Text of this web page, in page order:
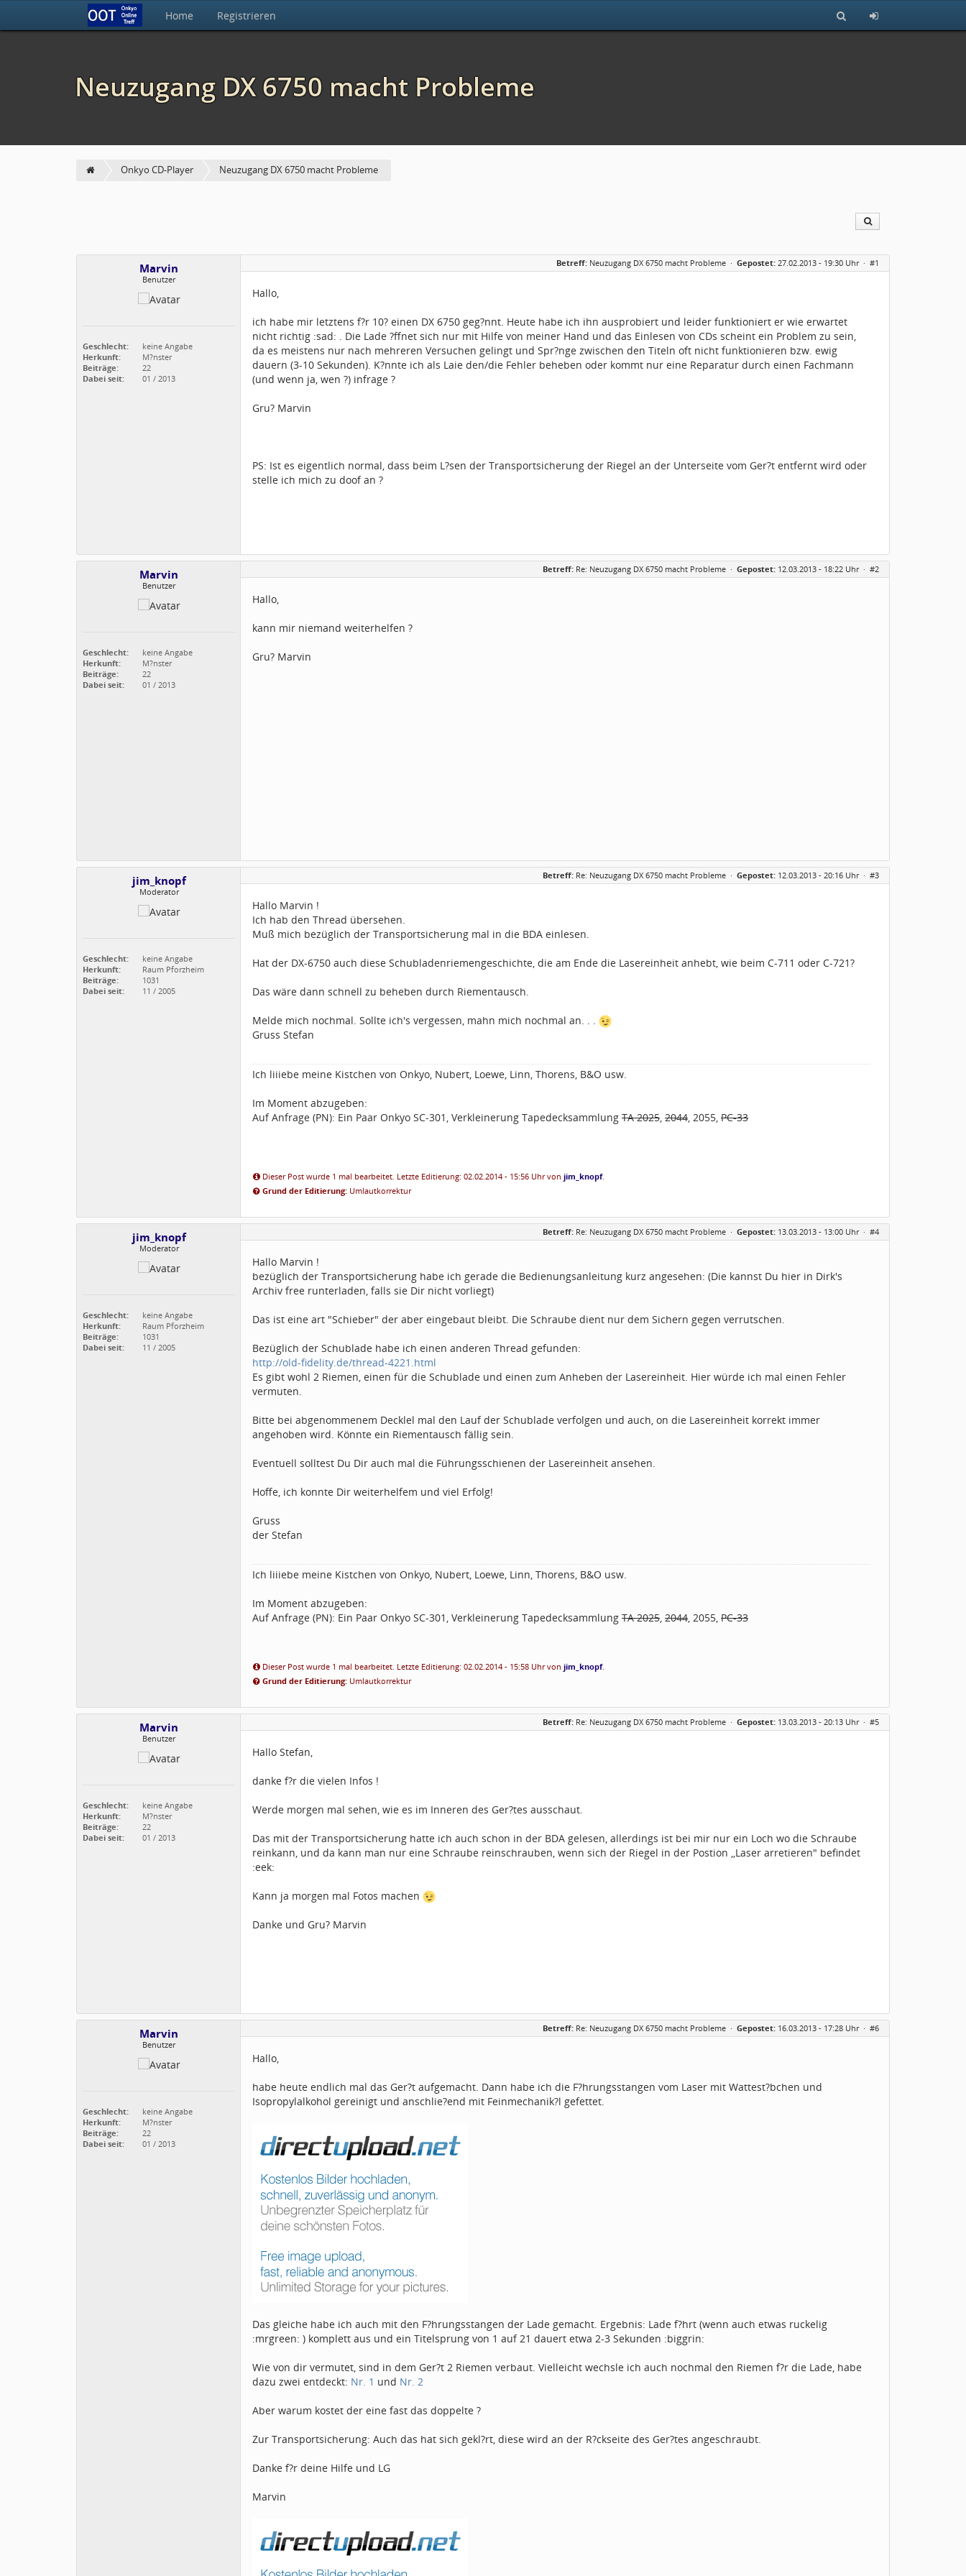
Home Registrieren
Neuzugang DX 6750 macht Probleme
Onkyo CD-Player Neuzugang DX 6750 macht Probleme
Marvin
Benutzer
Geschlecht:
keine Angabe
Herkunft:
M?nster
Beiträge:
22
Dabei seit:
01 / 2013
Betreff: Neuzugang DX 6750 macht Probleme · Gepostet: 27.02.2013 - 19:30 Uhr · #1
Hallo,
ich habe mir letztens f?r 10? einen DX 6750 geg?nnt. Heute habe ich ihn ausprobiert und leider funktioniert er wie erwartet
nicht richtig :sad: . Die Lade ?ffnet sich nur mit Hilfe von meiner Hand und das Einlesen von CDs scheint ein Problem zu sein,
da es meistens nur nach mehreren Versuchen gelingt und Spr?nge zwischen den Titeln oft nicht funktionieren bzw. ewig
dauern (3-10 Sekunden). K?nnte ich als Laie den/die Fehler beheben oder kommt nur eine Reparatur durch einen Fachmann
(und wenn ja, wen ?) infrage ?
Gru? Marvin
PS: Ist es eigentlich normal, dass beim L?sen der Transportsicherung der Riegel an der Unterseite vom Ger?t entfernt wird oder
stelle ich mich zu doof an ?
Marvin
Benutzer
Geschlecht:
keine Angabe
Herkunft:
M?nster
Beiträge:
22
Dabei seit:
01 / 2013
Betreff: Re: Neuzugang DX 6750 macht Probleme · Gepostet: 12.03.2013 - 18:22 Uhr · #2
Hallo,
kann mir niemand weiterhelfen ?
Gru? Marvin
jim_knopf
Moderator
Geschlecht:
keine Angabe
Herkunft:
Raum Pforzheim
Beiträge:
1031
Dabei seit:
11 / 2005
Betreff: Re: Neuzugang DX 6750 macht Probleme · Gepostet: 12.03.2013 - 20:16 Uhr · #3
Hallo Marvin !
Ich hab den Thread übersehen.
Muß mich bezüglich der Transportsicherung mal in die BDA einlesen.
Hat der DX-6750 auch diese Schubladenriemengeschichte, die am Ende die Lasereinheit anhebt, wie beim C-711 oder C-721?
Das wäre dann schnell zu beheben durch Riementausch.
Melde mich nochmal. Sollte ich's vergessen, mahn mich nochmal an. . .
Gruss Stefan
Ich liiiebe meine Kistchen von Onkyo, Nubert, Loewe, Linn, Thorens, B&O usw.
Im Moment abzugeben:
Auf Anfrage (PN): Ein Paar Onkyo SC-301, Verkleinerung Tapedecksammlung TA 2025, 2044, 2055, PC-33
Dieser Post wurde 1 mal bearbeitet. Letzte Editierung: 02.02.2014 - 15:56 Uhr vonjim_knopf.
Grund der Editierung: Umlautkorrektur
jim_knopf
Moderator
Geschlecht:
keine Angabe
Herkunft:
Raum Pforzheim
Beiträge:
1031
Dabei seit:
11 / 2005
Betreff: Re: Neuzugang DX 6750 macht Probleme · Gepostet: 13.03.2013 - 13:00 Uhr · #4
Hallo Marvin !
bezüglich der Transportsicherung habe ich gerade die Bedienungsanleitung kurz angesehen: (Die kannst Du hier in Dirk's
Archiv free runterladen, falls sie Dir nicht vorliegt)
Das ist eine art "Schieber" der aber eingebaut bleibt. Die Schraube dient nur dem Sichern gegen verrutschen.
Bezüglich der Schublade habe ich einen anderen Thread gefunden:
http://old-fidelity.de/thread-4221.html
Es gibt wohl 2 Riemen, einen für die Schublade und einen zum Anheben der Lasereinheit. Hier würde ich mal einen Fehler
vermuten.
Bitte bei abgenommenem Decklel mal den Lauf der Schublade verfolgen und auch, on die Lasereinheit korrekt immer
angehoben wird. Könnte ein Riementausch fällig sein.
Eventuell solltest Du Dir auch mal die Führungsschienen der Lasereinheit ansehen.
Hoffe, ich konnte Dir weiterhelfem und viel Erfolg!
Gruss
der Stefan
Ich liiiebe meine Kistchen von Onkyo, Nubert, Loewe, Linn, Thorens, B&O usw.
Im Moment abzugeben:
Auf Anfrage (PN): Ein Paar Onkyo SC-301, Verkleinerung Tapedecksammlung TA 2025, 2044, 2055, PC-33
Dieser Post wurde 1 mal bearbeitet. Letzte Editierung: 02.02.2014 - 15:58 Uhr vonjim_knopf.
Grund der Editierung: Umlautkorrektur
Marvin
Benutzer
Geschlecht:
keine Angabe
Herkunft:
M?nster
Beiträge:
22
Dabei seit:
01 / 2013
Betreff: Re: Neuzugang DX 6750 macht Probleme · Gepostet: 13.03.2013 - 20:13 Uhr · #5
Hallo Stefan,
danke f?r die vielen Infos !
Werde morgen mal sehen, wie es im Inneren des Ger?tes ausschaut.
Das mit der Transportsicherung hatte ich auch schon in der BDA gelesen, allerdings ist bei mir nur ein Loch wo die Schraube
reinkann, und da kann man nur eine Schraube reinschrauben, wenn sich der Riegel in der Postion ,,Laser arretieren" befindet
:eek:
Kann ja morgen mal Fotos machen
Danke und Gru? Marvin
Marvin
Benutzer
Geschlecht:
keine Angabe
Herkunft:
M?nster
Beiträge:
22
Dabei seit:
01 / 2013
Betreff: Re: Neuzugang DX 6750 macht Probleme · Gepostet: 16.03.2013 - 17:28 Uhr · #6
Hallo,
habe heute endlich mal das Ger?t aufgemacht. Dann habe ich die F?hrungsstangen vom Laser mit Wattest?bchen und
Isopropylalkohol gereinigt und anschlie?end mit Feinmechanik?l gefettet.
Das gleiche habe ich auch mit den F?hrungsstangen der Lade gemacht. Ergebnis: Lade f?hrt (wenn auch etwas ruckelig
:mrgreen: ) komplett aus und ein Titelsprung von 1 auf 21 dauert etwa 2-3 Sekunden :biggrin:
Wie von dir vermutet, sind in dem Ger?t 2 Riemen verbaut. Vielleicht wechsle ich auch nochmal den Riemen f?r die Lade, habe
dazu zwei entdeckt: Nr. 1 und Nr. 2
Aber warum kostet der eine fast das doppelte ?
Zur Transportsicherung: Auch das hat sich gekl?rt, diese wird an der R?ckseite des Ger?tes angeschraubt.
Danke f?r deine Hilfe und LG
Marvin